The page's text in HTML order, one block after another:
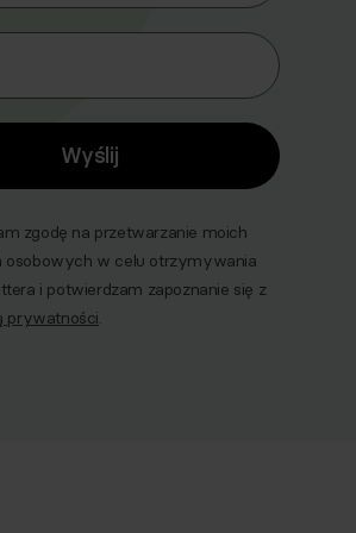
Wyślij
zgodę na przetwarzanie moich
osobowych w celu otrzymywania
i potwierdzam zapoznanie się z
prywatności.